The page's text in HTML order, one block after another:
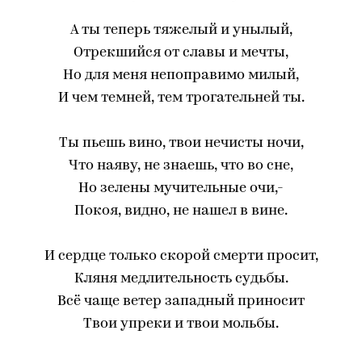
А ты теперь тяжелый и унылый,
Отрекшийся от славы и мечты,
Но для меня непоправимо милый,
И чем темней, тем трогательней ты.
Ты пьешь вино, твои нечисты ночи,
Что наяву, не знаешь, что во сне,
Но зелены мучительные очи,-
Покоя, видно, не нашел в вине.
И сердце только скорой смерти просит,
Кляня медлительность судьбы.
Всё чаще ветер западный приносит
Твои упреки и твои мольбы.